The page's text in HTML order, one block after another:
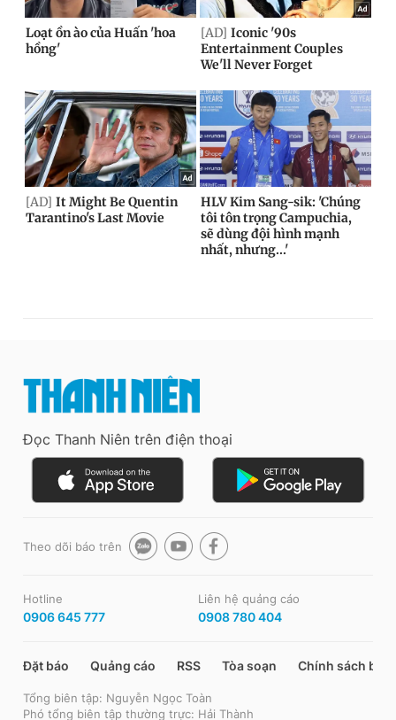
Đọc Thanh Niên trên điện thoại
Theo dõi báo trên
Hotline
0906 645 777
Liên hệ quảng cáo
0908 780 404
Đặt báo Quảng cáo RSS Tòa soạn Chính sách bảo
Tổng biên tập: Nguyễn Ngọc Toàn
Phó tổng biên tập thường trực: Hải Thành